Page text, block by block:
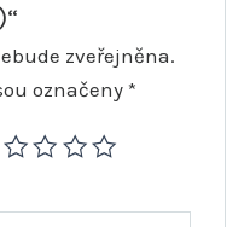
zveřejněna.
označeny*